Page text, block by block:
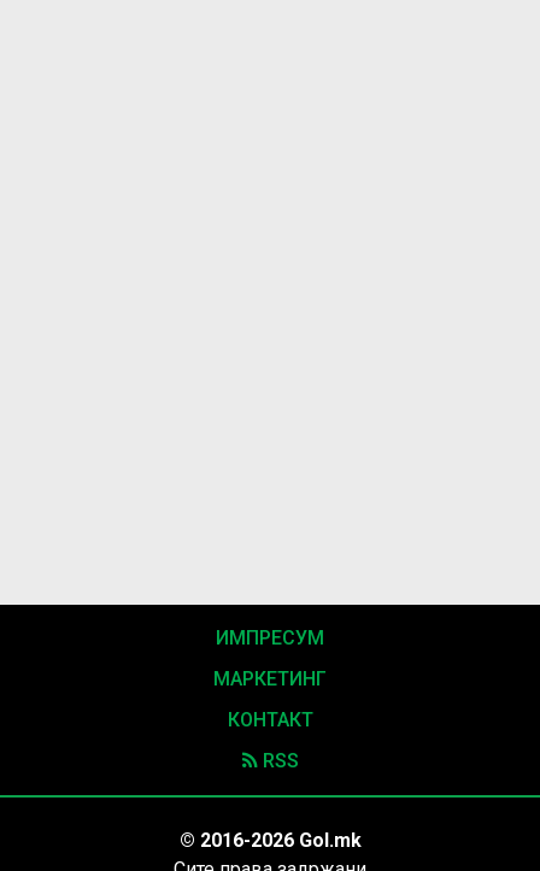
ИМПРЕСУМ
МАРКЕТИНГ
КОНТАКТ
RSS
© 2016-2026 Gol.mk